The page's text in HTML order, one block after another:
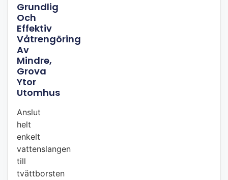
Grundlig
Och
Effektiv
Våtrengöring
Av
Mindre,
Grova
Ytor
Utomhus
Anslut
helt
enkelt
vattenslangen
till
tvättborsten